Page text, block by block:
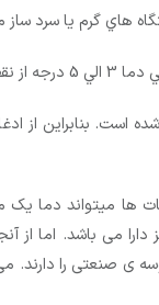
هاي گرم يا سرد
مي شود.
ها میتواند دما